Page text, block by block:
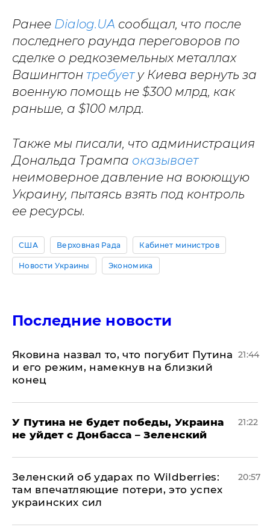
Ранее Dialog.UA сообщал, что после
последнего раунда переговоров по
сделке о редкоземельных металлах
Вашингтон требуету Киева вернуть за
военную помощь не $300 млрд, как
раньше, а $100 млрд.
Также мы писали, что администрация
Дональда Трампа оказывает
неимоверное давление на воюющую
Украину, пытаясь взять под контроль
ее ресурсы.
США Верховная Рада Кабинет министров
Новости Украины Экономика
Последние новости
Яковина назвал то, что погубит Путина
и его режим, намекнув на близкий
конец
21:44
У Путина не будет победы, Украина
не уйдет с Донбасса – Зеленский
21:22
Зеленский об ударах по Wildberries:
там впечатляющие потери, это успех
украинских сил
20:57